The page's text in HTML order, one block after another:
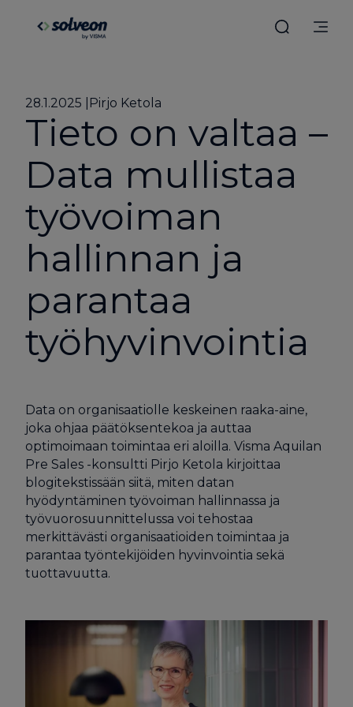
28.1.2025 Pirjo Ketola
Tieto on valtaa –
Data mullistaa
työvoiman
hallinnan ja
parantaa
työhyvinvointia
Data on organisaatiolle keskeinen raaka-aine,
joka ohjaa päätöksentekoa ja auttaa
optimoimaan toimintaa eri aloilla. Visma Aquilan
Pre Sales -konsultti Pirjo Ketola kirjoittaa
blogitekstissään siitä, miten datan
hyödyntäminen työvoiman hallinnassa ja
työvuorosuunnittelussa voi tehostaa
merkittävästi organisaatioiden toimintaa ja
parantaa työntekijöiden hyvinvointia sekä
tuottavuutta.